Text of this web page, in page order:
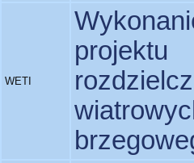
WETI